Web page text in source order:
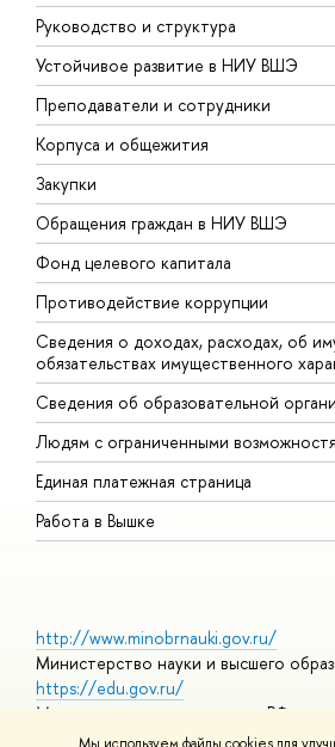
Руководство и структура
Устойчивое развитие в НИУ ВШЭ
Преподаватели и сотрудники
Корпуса и общежития
Закупки
Обращения граждан в НИУ ВШЭ
Фонд целевого капитала
Противодействие коррупции
Сведения о доходах, расходах, об
обязательствах имущественного
Сведения об образовательной
Людям с ограниченными
Единая платежная страница
Работа в Вышке
http://www.minobrnauki.gov.ru/
Министерство науки и высшего
https://edu.gov.ru/
Министерство просвещения РФ
https://elearning.hse.ru/mooc